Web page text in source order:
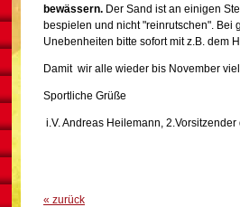
bewässern. Der Sand ist an einigen
bespielen und nicht "reinrutschen".
Unebenheiten bitte sofort mit z.B. dem
Damit wir alle wieder bis November
Sportliche Grüße
i.V. Andreas Heilemann, 2.Vorsitzender
« zurück